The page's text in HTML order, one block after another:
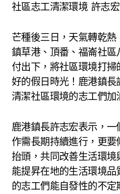
社區志工清潔環境 許志
芒種後三日，天氣轉乾
鎮草港、頂番、福崙社
付出下，將社區環境打
好的假日時光！鹿港鎮
清潔社區環境的志工們加
鹿港鎮長許志宏表示，
作需長期持續進行，更
抬頭，共同改善生活環
能提昇在地的生活環境
的志工們能自發性的不